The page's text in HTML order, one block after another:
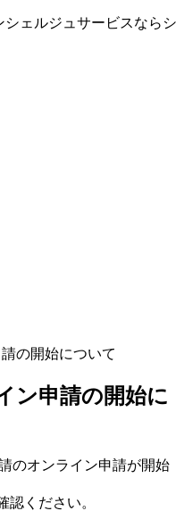
ェルジュサービスならシ
の開始について
ン申請の開始に
のオンライン申請が開始
認ください。